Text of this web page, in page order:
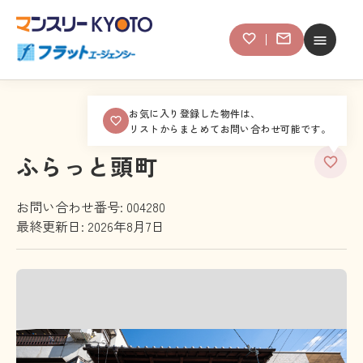
ふらっと頭町
お問い合わせ番号: 004280
最終更新日: 2026年8月7日
お気に入り登録した物件は、
リストからまとめてお問い合わせ可能です。